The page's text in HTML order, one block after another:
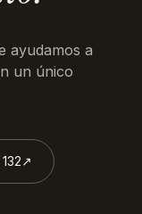
ayudamos a
un único
↗︎